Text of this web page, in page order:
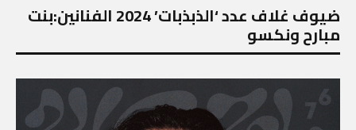
ضيوف غلاف عدد ‘الذبذبات’ 2024 الفنانين:بنت
مبارح ونكسو